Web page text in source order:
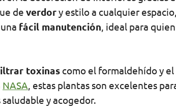
de verdory estilo a cualquier
fácil manutención, ideal para
toxinas como el formaldehído y
NASA, estas plantas son excelentes
y acogedor.